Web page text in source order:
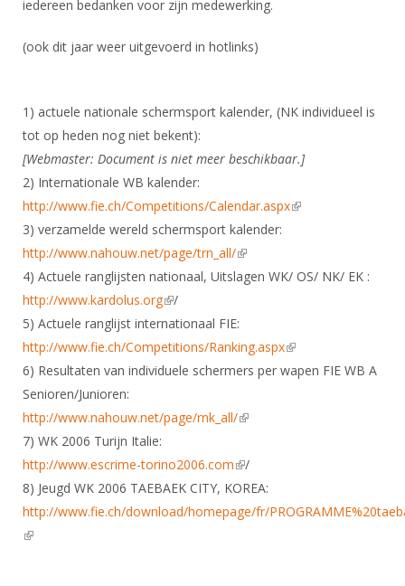
iedereen bedanken voor zijn medewerking.
(ook dit jaar weer uitgevoerd in hotlinks)
1) actuele nationale schermsport kalender, (NK individueel is
tot op heden nog niet bekent):
[Webmaster: Document is niet meer beschikbaar.]
2) Internationale WB kalender:
http://www.fie.ch/Competitions/Calendar.aspx(link is external)
3) verzamelde wereld schermsport kalender:
http://www.nahouw.net/page/trn_all/(link is external)
4) Actuele ranglijsten nationaal, Uitslagen WK/ OS/ NK/ EK :
http://www.kardolus.org(link is external)
/
5) Actuele ranglijst internationaal FIE:
http://www.fie.ch/Competitions/Ranking.aspx(link is external)
6) Resultaten van individuele schermers per wapen FIE WB A
Senioren/Junioren:
http://www.nahouw.net/page/rnk_all/(link is external)
7) WK 2006 Turijn Italie:
http://www.escrime-torino2006.com(link is external)
/
8) Jeugd WK 2006 TAEBAEK CITY, KOREA:
http://www.fie.ch/download/homepage/fr/
(link is external)